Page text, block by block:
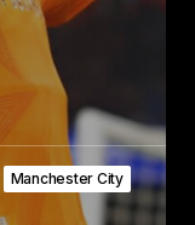
Manchester City